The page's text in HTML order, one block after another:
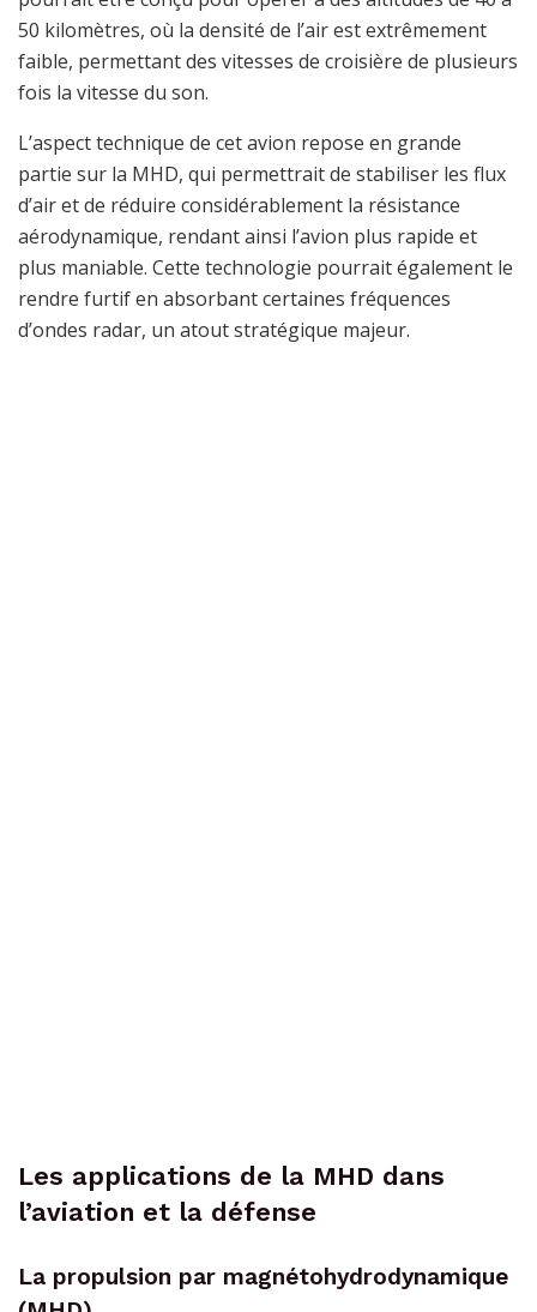
50 kilomètres, où la densité de l’air est extrêmement
faible, permettant des vitesses de croisière de plusieurs
fois la vitesse du son.
L’aspect technique de cet avion repose en grande
partie sur la MHD, qui permettrait de stabiliser les flux
d’air et de réduire considérablement la résistance
aérodynamique, rendant ainsi l’avion plus rapide et
plus maniable. Cette technologie pourrait également le
rendre furtif en absorbant certaines fréquences
d’ondes radar, un atout stratégique majeur.
Les applications de la MHD dans
l’aviation et la défense
La propulsion par magnétohydrodynamique